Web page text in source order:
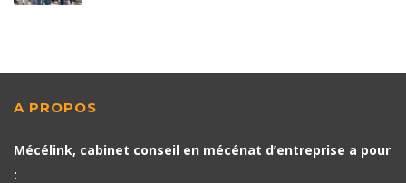
A PROPOS
Mécélink, cabinet conseil en mécénat d’entreprise a pour
: